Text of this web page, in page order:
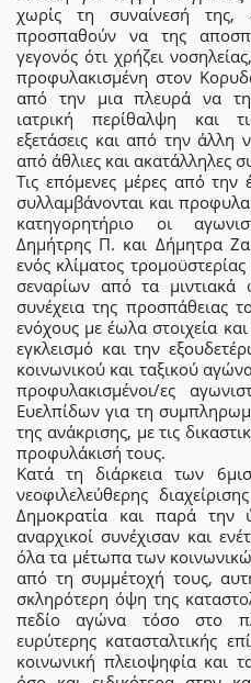
χωρίς τη συναίνεσή της,
προσπαθούν να της
γεγονός ότι χρήζει
προφυλακισμένη στον
από την μια πλευρά να
ιατρική περίθαλψη και
εξετάσεις και από την άλλη
από άθλιες και ακατάλληλες
Τις επόμενες μέρες από
συλλαμβάνονται και
κατηγορητήριο οι
Δημήτρης Π. και Δήμητρα
ενός κλίματος
σεναρίων από τα μιντιακά
συνέχεια της προσπάθειας
ενόχους με έωλα στοιχεία
εγκλεισμό και την
κοινωνικού και ταξικού
προφυλακισμένοι/ες
Ευελπίδων για τη
της ανάκρισης, με τις
προφυλάκισή τους.
Κατά τη διάρκεια των
νεοφιλελεύθερης
Δημοκρατία και παρά την
αναρχικοί συνέχισαν και
όλα τα μέτωπα των
από τη συμμέτοχή τους,
σκληρότερη όψη της
πεδίο αγώνα τόσο στο
ευρύτερης κατασταλτικής
κοινωνική πλειοψηφία και